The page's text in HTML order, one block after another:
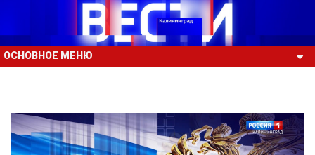
ОСНОВНОЕ МЕНЮ